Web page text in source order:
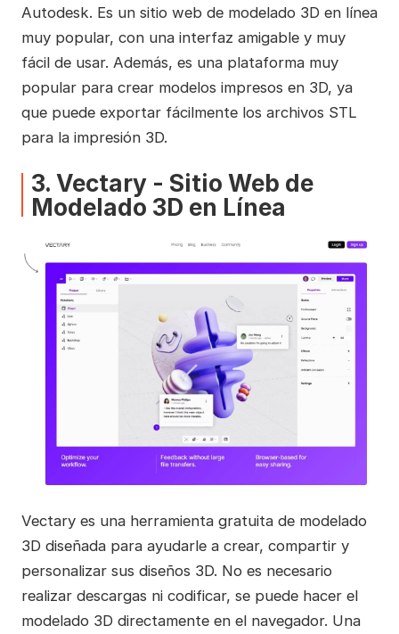
Autodesk. Es un sitio web de modelado 3D en línea
muy popular, con una interfaz amigable y muy
fácil de usar. Además, es una plataforma muy
popular para crear modelos impresos en 3D, ya
que puede exportar fácilmente los archivos STL
para la impresión 3D.
3. Vectary - Sitio Web de
Modelado 3D en Línea
Vectary es una herramienta gratuita de modelado
3D diseñada para ayudarle a crear, compartir y
personalizar sus diseños 3D. No es necesario
realizar descargas ni codificar, se puede hacer el
modelado 3D directamente en el navegador. Una